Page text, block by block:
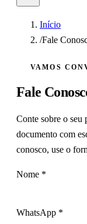
Início
/Fale
VAMOS
Fale
Conte sobre o seu
documento com
conosco, use o
Nome *
WhatsApp *